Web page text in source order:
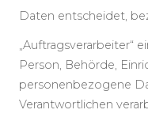
Daten entscheidet,
„Auftragsverarbeiter“
Person, Behörde,
personenbezogene
Verantwortlichen